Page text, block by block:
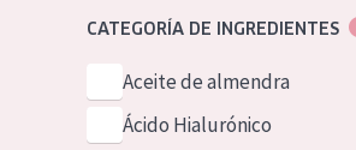
CATEGORÍA DE INGREDIENTES
Aceite de almendra
Ácido Hialurónico